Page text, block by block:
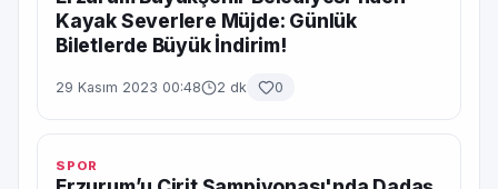
Kayak Severlere Müjde: Günlük
Biletlerde Büyük İndirim!
29 Kasım 2023 00:48 2 dk 0
SPOR